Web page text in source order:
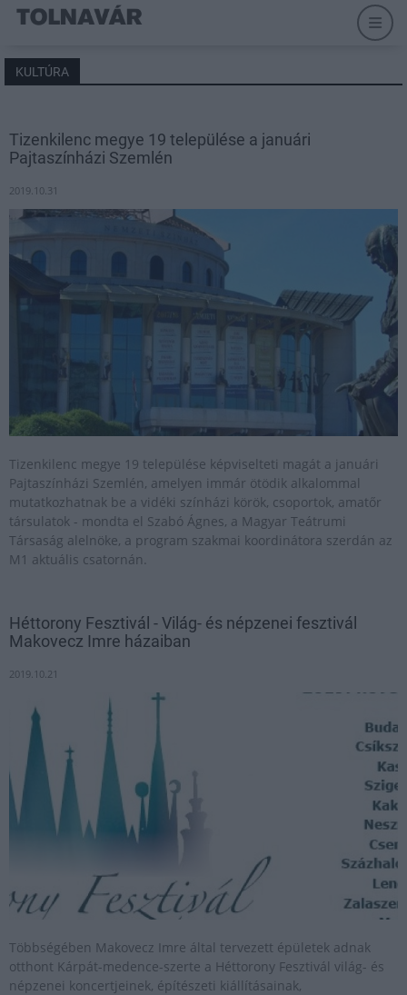
KULTÚRA
Tizenkilenc megye 19 települése a januári
Pajtaszínházi Szemlén
2019.10.31
Tizenkilenc megye 19 települése képviselteti magát a januári
Pajtaszínházi Szemlén, amelyen immár ötödik alkalommal
mutatkozhatnak be a vidéki színházi körök, csoportok, amatőr
társulatok - mondta el Szabó Ágnes, a Magyar Teátrumi
Társaság alelnöke, a program szakmai koordinátora szerdán az
M1 aktuális csatornán.
Héttorony Fesztivál - Világ- és népzenei fesztivál
Makovecz Imre házaiban
2019.10.21
Többségében Makovecz Imre által tervezett épületek adnak
otthont Kárpát-medence-szerte a Héttorony Fesztivál világ- és
népzenei koncertjeinek, építészeti kiállításainak,